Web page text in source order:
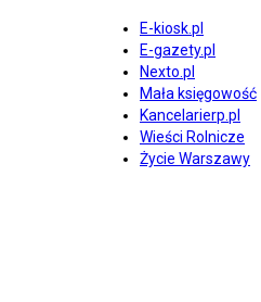
E-kiosk.pl
E-gazety.pl
Nexto.pl
Mała księgowość
Kancelarierp.pl
Wieści Rolnicze
Życie Warszawy